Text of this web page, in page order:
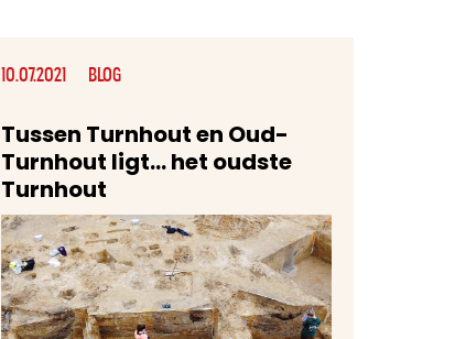
10.07.2021 BLOG
Tussen Turnhout en Oud-
Turnhout ligt… het oudste
Turnhout